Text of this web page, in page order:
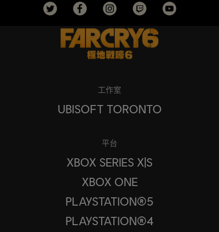
工作室
UBISOFT TORONTO
平台
XBOX SERIES X|S
XBOX ONE
PLAYSTATION®5
PLAYSTATION®4